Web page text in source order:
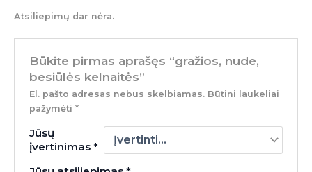
Atsiliepimų dar nėra.
Būkite pirmas aprašęs “gražios, nude,
besiūlės kelnaitės”
El. pašto adresas nebus skelbiamas. Būtini laukeliai
pažymėti*
Jūsų
įvertinimas*